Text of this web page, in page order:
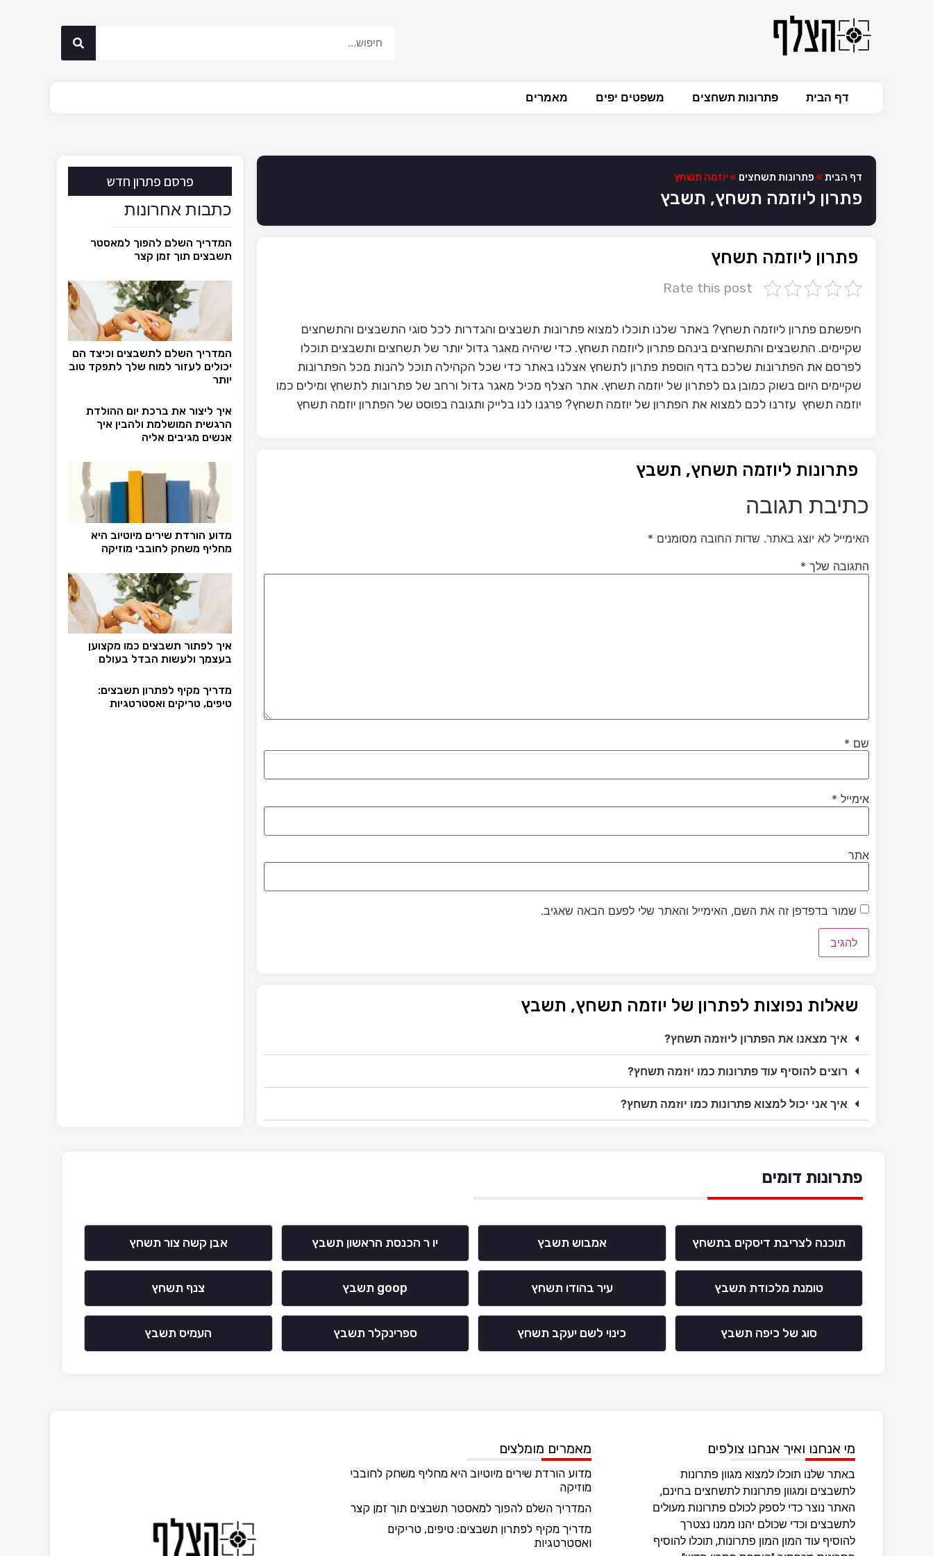
דף הבית פתרונות תשחצים משפטים יפים מאמרים
דף הבית » פתרונות תשחצים » יוזמה תשחץ
פתרון ליוזמה תשחץ, תשבץ
פתרון ליוזמה תשחץ
Rate this post
חיפשתם פתרון ליוזמה תשחץ? באתר שלנו תוכלו למצוא פתרונות תשבצים והגדרות לכל סוגי התשבצים והתשחצים
שקיימים. התשבצים והתשחצים בינהם פתרון ליוזמה תשחץ. כדי שיהיה מאגר גדול יותר של תשחצים ותשבצים תוכלו
לפרסם את הפתרונות שלכם בדף הוספת פתרון לתשחץ אצלנו באתר כדי שכל הקהילה תוכל להנות מכל הפתרונות
שקיימים היום בשוק כמובן גם לפתרון של יוזמה תשחץ. אתר הצלף מכיל מאגר גדול ורחב של פתרונות לתשחץ ומילים כמו
יוזמה תשחץ עזרנו לכם למצוא את הפתרון של יוזמה תשחץ? פרגנו לנו בלייק ותגובה בפוסט של הפתרון יוזמה תשחץ
פתרונות ליוזמה תשחץ, תשבץ
כתיבת תגובה
האימייל לא יוצג באתר. שדות החובה מסומנים *
התגובה שלך *
שם *
אימייל *
אתר
שמור בדפדפן זה את השם, האימייל והאתר שלי לפעם הבאה שאגיב.
שאלות נפוצות לפתרון של יוזמה תשחץ, תשבץ
איך מצאנו את הפתרון ליוזמה תשחץ?
רוצים להוסיף עוד פתרונות כמו יוזמה תשחץ?
איך אני יכול למצוא פתרונות כמו יוזמה תשחץ?
פרסם פתרון חדש
כתבות אחרונות
המדריך השלם להפוך למאסטר
תשבצים תוך זמן קצר
המדריך השלם לתשבצים וכיצד הם
יכולים לעזור למוח שלך לתפקד טוב
יותר
איך ליצור את ברכת יום ההולדת
הרגשית המושלמת ולהבין איך
אנשים מגיבים אליה
מדוע הורדת שירים מיוטיוב היא
מחליף משחק לחובבי מוזיקה
איך לפתור תשבצים כמו מקצוען
בעצמך ולעשות הבדל בעולם
מדריך מקיף לפתרון תשבצים:
טיפים, טריקים ואסטרטגיות
פתרונות דומים
תוכנה לצריבת דיסקים בתשחץ אמבוש תשבץ יו ר הכנסת הראשון תשבץ אבן קשה צור תשחץ
טומנת מלכודת תשבץ עיר בהודו תשחץ goop תשבץ צנף תשחץ
סוג של כיפה תשבץ כינוי לשם יעקב תשחץ ספרינקלר תשבץ העמיס תשבץ
מי אנחנו ואיך אנחנו צולפים
באתר שלנו תוכלו למצוא מגוון פתרונות
לתשבצים ומגוון פתרונות לתשחצים בחינם,
האתר נוצר כדי לספק לכולם פתרונות מעולים
לתשבצים וכדי שכולם יהנו ממנו נצטרך
להוסיף עוד המון המון פתרונות, תוכלו להוסיף
מאמרים מומלצים
מדוע הורדת שירים מיוטיוב היא מחליף משחק לחובבי
מוזיקה
המדריך השלם להפוך למאסטר תשבצים תוך זמן קצר
מדריך מקיף לפתרון תשבצים: טיפים, טריקים
ואסטרטגיות